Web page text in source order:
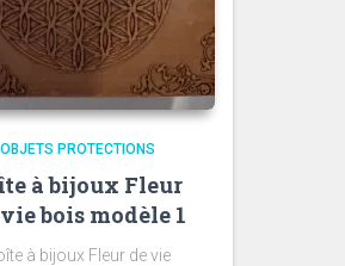
OBJETS PROTECTIONS
à bijoux Fleur
bois modèle 1
à bijoux Fleur de vie